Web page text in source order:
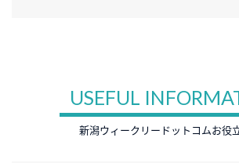
USEFUL
新潟ウィークリードットコムお役